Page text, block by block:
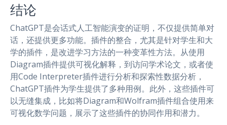
结论
ChatGPT是会话式人工智能演变的证明，不仅提供简单对
话，还提供更多功能。插件的整合，尤其是针对学生和大
学的插件，是改进学习方法的一种变革性方法。从使用
Diagram插件提供可视化解释，到访问学术论文，或者使
用Code Interpreter插件进行分析和探索性数据分析，
ChatGPT插件为学生提供了多种用例。此外，这些插件可
以无缝集成，比如将Diagram和Wolfram插件组合使用来
可视化数学问题，展示了这些插件的协同作用和潜力。